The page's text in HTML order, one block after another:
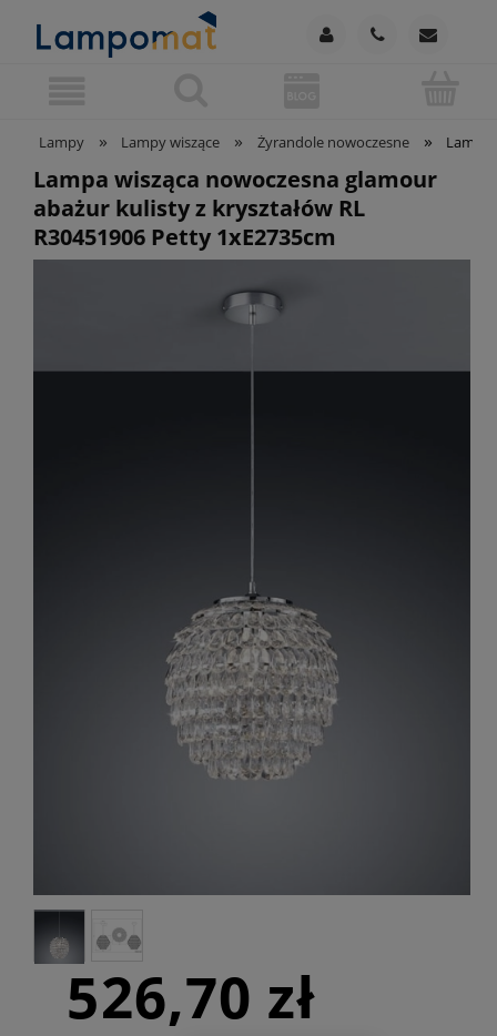
Lampy » Lampy wiszące » Żyrandole nowoczesne » Lampa
Lampa wisząca nowoczesna glamour
abażur kulisty z kryształów RL
R30451906 Petty 1xE2735cm
526,70 zł